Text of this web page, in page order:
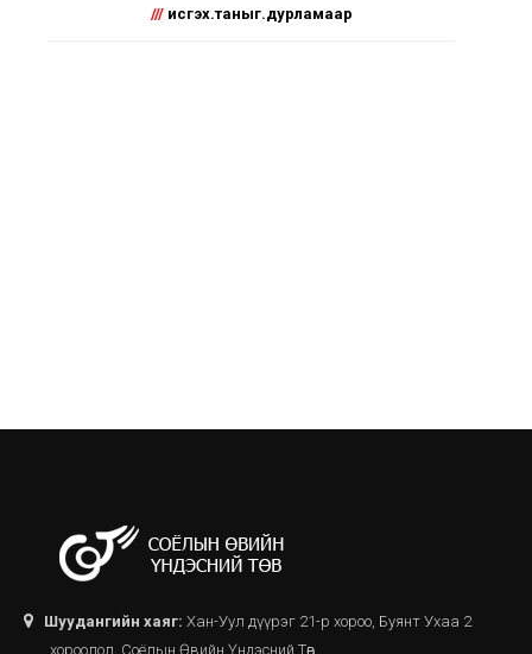
/// исгэх.таныг.дурламаар
Шуудангийн хаяг: Хан-Уул дүүрэг 21-р хороо, Буянт Ухаа 2
хороолол, Соёлын Өвийн Үндэсний Төв